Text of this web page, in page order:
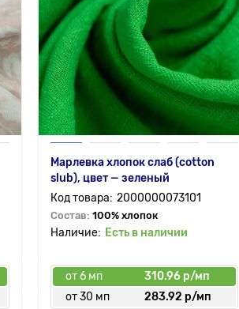
Марлевка хлопок слаб (cotton
slub), цвет — зеленый
2000000073101
Состав: 100% хлопок
Есть в наличии
от 6 мп
310.96 р/мп
от 30 мп
283.92 р/мп